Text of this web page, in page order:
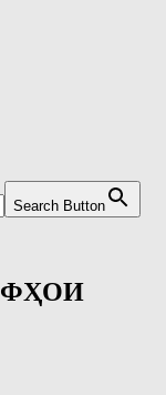
Search Button